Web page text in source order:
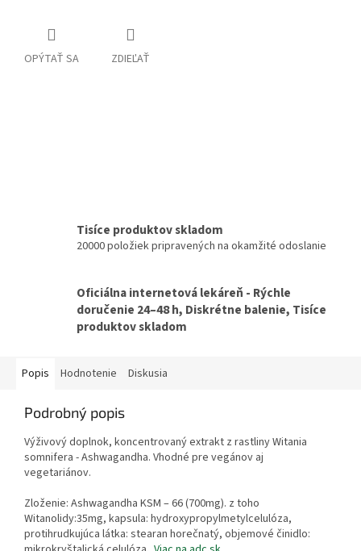
OPÝTAŤ SA ZDIEĽAŤ
Tisíce produktov skladom
20000 položiek pripravených na okamžité odoslanie
Oficiálna internetová lekáreň - Rýchle
doručenie 24–48 h, Diskrétne balenie, Tisíce
produktov skladom
Popis Hodnotenie Diskusia
Podrobný popis
Výživový doplnok, koncentrovaný extrakt z rastliny Witania
somnifera - Ashwagandha. Vhodné pre vegánov aj
vegetariánov.
Zloženie: Ashwagandha KSM – 66 (700mg). z toho
Witanolidy:35mg, kapsula: hydroxypropylmetylcelulóza,
protihrudkujúca látka: stearan horečnatý, objemové činidlo: